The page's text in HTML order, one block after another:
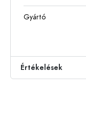
Gyártó
Értékelések